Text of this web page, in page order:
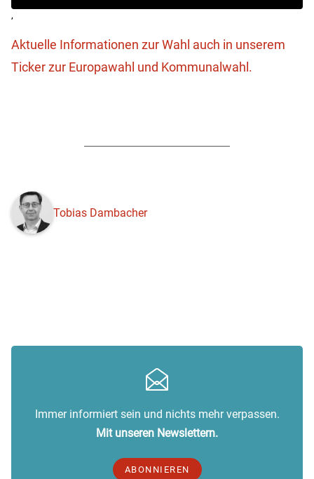
‚
Aktuelle Informationen zur Wahl auch in unserem
Ticker zur Europawahl und Kommunalwahl.
Tobias Dambacher
Immer informiert sein und nichts mehr verpassen.
Mit unseren Newslettern.
ABONNIEREN